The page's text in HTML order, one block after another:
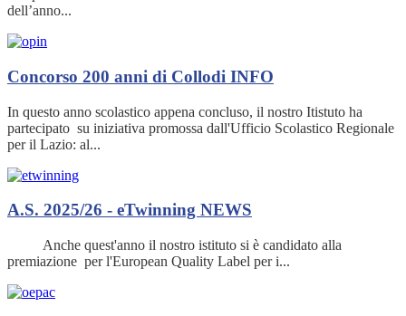
dell’anno...
Concorso 200 anni di Collodi INFO
In questo anno scolastico appena concluso, il nostro Itistuto ha
partecipato su iniziativa promossa dall'Ufficio Scolastico Regionale
per il Lazio: al...
A.S. 2025/26 - eTwinning NEWS
Anche quest'anno il nostro istituto si è candidato alla
premiazione per l'European Quality Label per i...